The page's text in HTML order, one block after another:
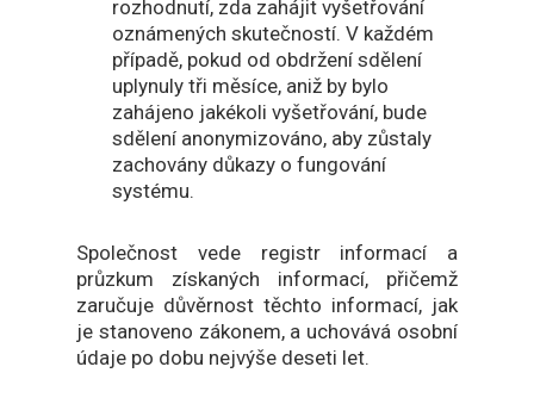
rozhodnutí, zda zahájit vyšetřování
oznámených skutečností. V každém
případě, pokud od obdržení sdělení
uplynuly tři měsíce, aniž by bylo
zahájeno jakékoli vyšetřování, bude
sdělení anonymizováno, aby zůstaly
zachovány důkazy o fungování
systému.
Společnost vede registr informací a
průzkum získaných informací, přičemž
zaručuje důvěrnost těchto informací, jak
je stanoveno zákonem, a uchovává osobní
údaje po dobu nejvýše deseti let.